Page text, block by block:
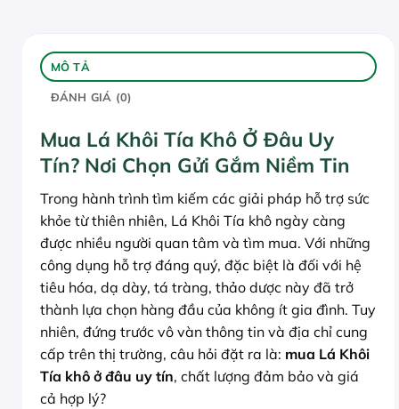
MÔ TẢ
ĐÁNH GIÁ (0)
Mua Lá Khôi Tía Khô Ở Đâu Uy
Tín? Nơi Chọn Gửi Gắm Niềm Tin
Trong hành trình tìm kiếm các giải pháp hỗ trợ sức
khỏe từ thiên nhiên, Lá Khôi Tía khô ngày càng
được nhiều người quan tâm và tìm mua. Với những
công dụng hỗ trợ đáng quý, đặc biệt là đối với hệ
tiêu hóa, dạ dày, tá tràng, thảo dược này đã trở
thành lựa chọn hàng đầu của không ít gia đình. Tuy
nhiên, đứng trước vô vàn thông tin và địa chỉ cung
cấp trên thị trường, câu hỏi đặt ra là: mua Lá Khôi
Tía khô ở đâu uy tín, chất lượng đảm bảo và giá
cả hợp lý?